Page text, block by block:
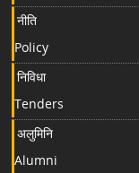
नीति
Policy
निविधा
Tenders
अलुमिनि
Alumni